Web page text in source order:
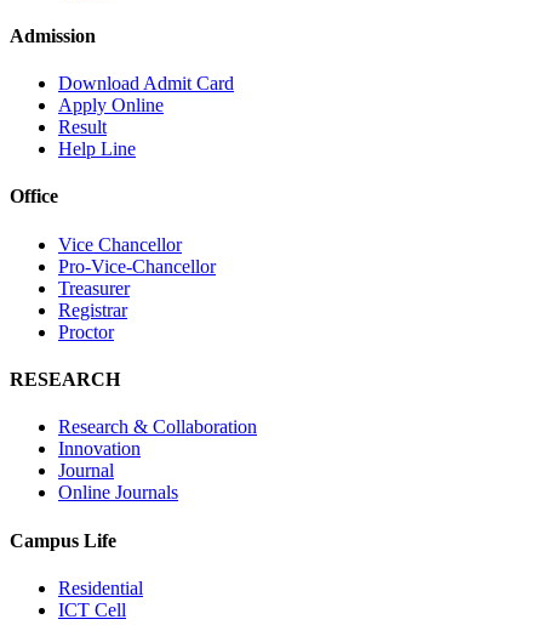
Admission
Download Admit Card
Apply Online
Result
Help Line
Office
Vice Chancellor
Pro-Vice-Chancellor
Treasurer
Registrar
Proctor
RESEARCH
Research & Collaboration
Innovation
Journal
Online Journals
Campus Life
Residential
ICT Cell